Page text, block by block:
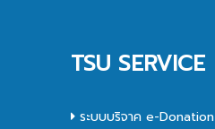
TSU SERVICE
ระบบบริจาค e-Donation